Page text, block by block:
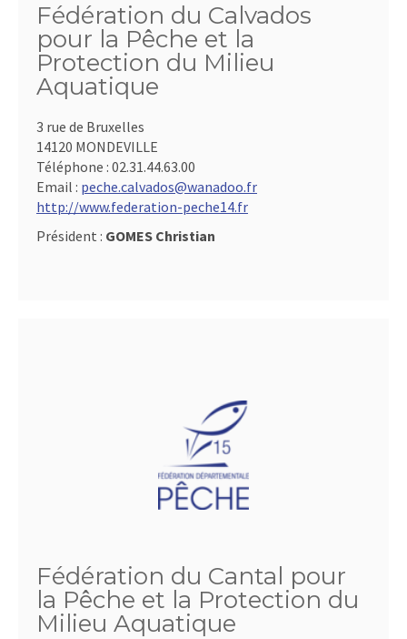
Fédération du Calvados
pour la Pêche et la
Protection du Milieu
Aquatique
3 rue de Bruxelles
14120 MONDEVILLE
Téléphone : 02.31.44.63.00
Email : peche.calvados@wanadoo.fr
http://www.federation-peche14.fr
Président : GOMES Christian
Fédération du Cantal pour
la Pêche et la Protection du
Milieu Aquatique